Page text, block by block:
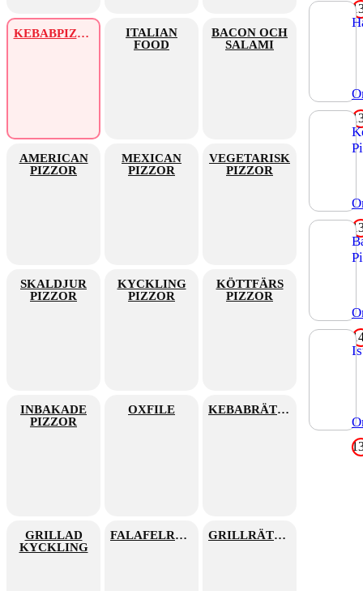
KEBABPIZZOR
ITALIAN
FOOD
BACON OCH
SALAMI
AMERICAN
PIZZOR
MEXICAN
PIZZOR
VEGETARISK
PIZZOR
SKALDJUR
PIZZOR
KYCKLING
PIZZOR
KÖTTFÄRS
PIZZOR
INBAKADE
PIZZOR
OXFILE KEBABRÄTTER
GRILLAD
KYCKLING
FALAFELRÄTTER GRILLRÄTTER